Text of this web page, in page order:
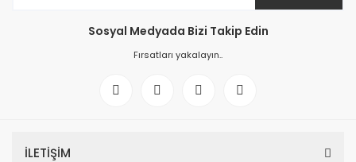
Sosyal Medyada Bizi Takip Edin
Fırsatları yakalayın..
İLETİŞİM